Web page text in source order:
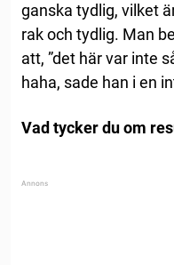
ganska tydlig, vilket
rak och tydlig. Man
att, ”det här var inte
haha, sade han i en
Vad tycker du om